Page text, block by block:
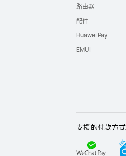
路由器
配件
Huawei Pay
EMUI
支援的付款方式